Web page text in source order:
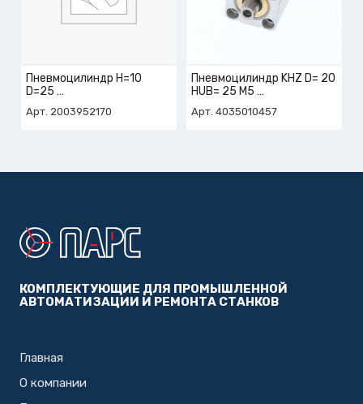
Пневмоцилиндр H=10
D=25
Арт. 2003952170
Пневмоцилиндр KHZ D= 20
HUB= 25 M5
Арт. 4035010457
КОМПЛЕКТУЮЩИЕ ДЛЯ ПРОМЫШЛЕННОЙ
АВТОМАТИЗАЦИИ И РЕМОНТА СТАНКОВ
Главная
О компании